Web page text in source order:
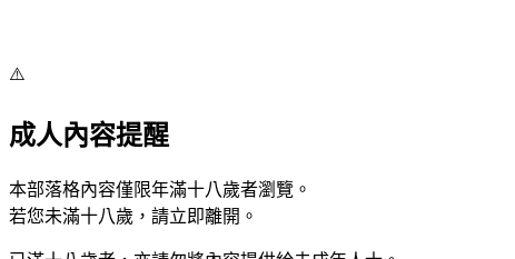
⚠️
成人內容提醒
本部落格內容僅限年滿十八歲者瀏覽。
若您未滿十八歲，請立即離開。